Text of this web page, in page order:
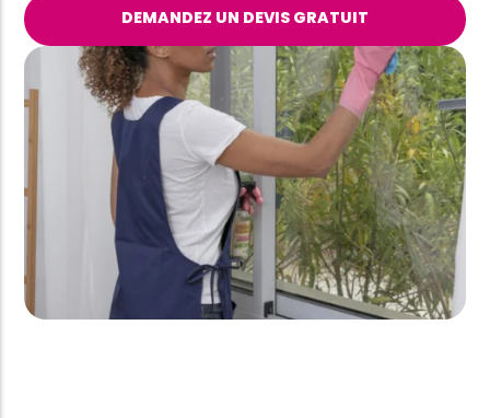
DEMANDEZ UN DEVIS GRATUIT